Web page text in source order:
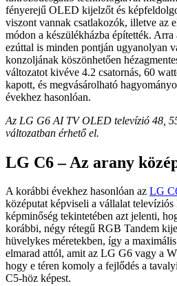
fényerejű OLED kijelzőt és
viszont vannak csatlakozók, illetve az
módon a készülékházba építették.
ezúttal is minden pontján ugyanolyan
konzoljának köszönhetően
változatot kivéve 4.2 csatornás, 60
kapott, és megvásárolható
évekhez hasonlóan.
Az LG G6 AI TV OLED televízió 48,
változatban érhető el.
LG C6 – Az arany
A korábbi évekhez hasonlóan az LG
középutat képviseli a vállalat televíziós
képminőség tekintetében azt jelenti,
korábbi, négy rétegű RGB Tandem
hüvelykes méretekben, így a
elmarad attól, amit az LG G6 vagy a
hogy e téren komoly a fejlődés a
C5-höz képest.